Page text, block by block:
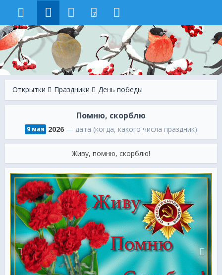
7
Открытки Праздники День победы
Помню, скорблю
9 мая 2026 — дата (когда, какого числа праздник)
Живу, помню, скорблю!